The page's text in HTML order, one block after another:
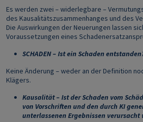
Es werden zwei – widerlegbare –
des Kausalitätszusammenhanges und des
Die Auswirkungen der Neuerungen lassen
Voraussetzungen eines
SCHADEN – Ist ein Schaden
Keine Änderung – weder an der Definition
Klägers.
Kausalität – Ist der Schaden vom
von Vorschriften und den durch KI
unterlassenen Ergebnissen verursacht